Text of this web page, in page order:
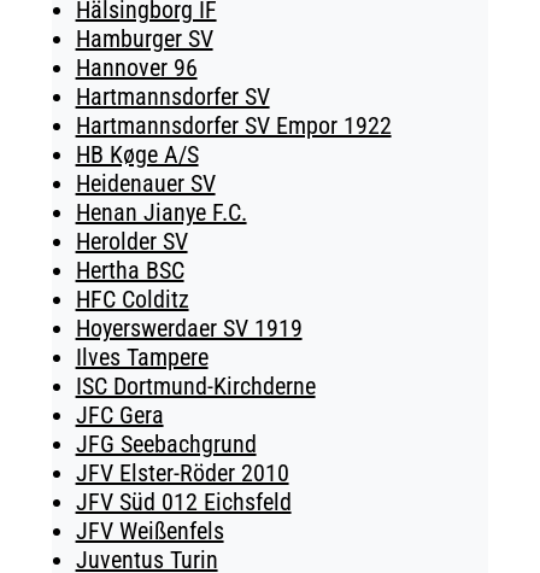
Hälsingborg IF
Hamburger SV
Hannover 96
Hartmannsdorfer SV
Hartmannsdorfer SV Empor 1922
HB Køge A/S
Heidenauer SV
Henan Jianye F.C.
Herolder SV
Hertha BSC
HFC Colditz
Hoyerswerdaer SV 1919
Ilves Tampere
ISC Dortmund-Kirchderne
JFC Gera
JFG Seebachgrund
JFV Elster-Röder 2010
JFV Süd 012 Eichsfeld
JFV Weißenfels
Juventus Turin